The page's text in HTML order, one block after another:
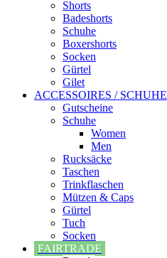
Shorts
Badeshorts
Schuhe
Boxershorts
Socken
Gürtel
Gilet
ACCESSOIRES / SCHUHE
Gutscheine
Schuhe
Women
Men
Rucksäcke
Taschen
Trinkflaschen
Mützen & Caps
Gürtel
Tuch
Socken
FAIRTRADE